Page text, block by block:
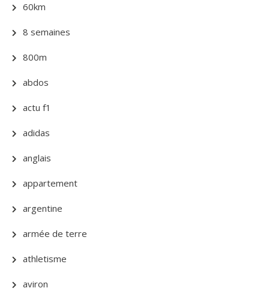
60km
8 semaines
800m
abdos
actu f1
adidas
anglais
appartement
argentine
armée de terre
athletisme
aviron